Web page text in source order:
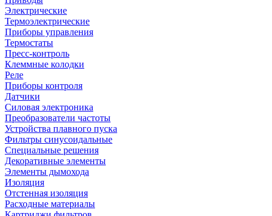
Электрические
Термоэлектрические
Приборы управления
Термостаты
Пресс-контроль
Клеммные колодки
Реле
Приборы контроля
Датчики
Силовая электроника
Преобразователи частоты
Устройства плавного пуска
Фильтры синусоидальные
Специальные решения
Декоративные элементы
Элементы дымохода
Изоляция
Отстенная изоляция
Расходные материалы